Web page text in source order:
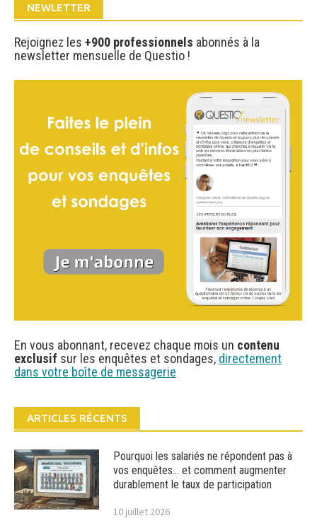
NEWLETTER
Rejoignez les +900 professionnels abonnés à la
newsletter mensuelle de Questio !
En vous abonnant, recevez chaque mois un contenu
exclusif sur les enquêtes et sondages, directement
dans votre boîte de messagerie
ARTICLES RÉCENTS
Pourquoi les salariés ne répondent pas à
vos enquêtes… et comment augmenter
durablement le taux de participation
10 juillet 2026